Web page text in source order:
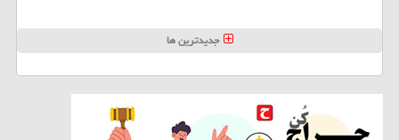
جدیدترین ها